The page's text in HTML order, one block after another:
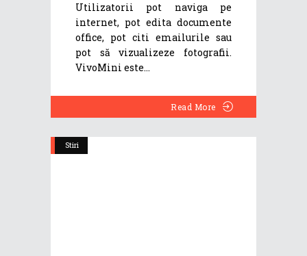
Utilizatorii pot naviga pe
internet, pot edita documente
office, pot citi emailurile sau
pot să vizualizeze fotografii.
VivoMini este
Read More
Stiri